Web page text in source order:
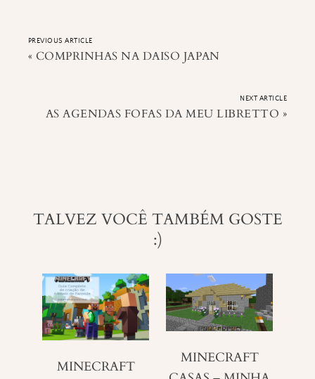
PREVIOUS ARTICLE
« COMPRINHAS NA DAISO JAPAN
NEXT ARTICLE
AS AGENDAS FOFAS DA MEU LIBRETTO »
TALVEZ VOCÊ TAMBÉM GOSTE
:)
MINECRAFT
MINECRAFT